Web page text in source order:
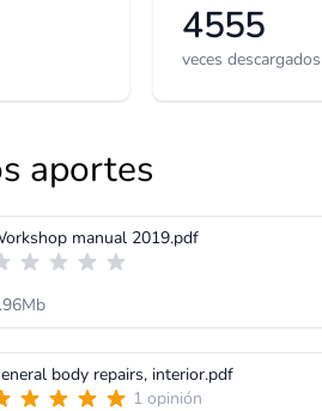
4555
veces descargados
aportes
manual 2019.pdf
body repairs, interior.pdf
1 opinión